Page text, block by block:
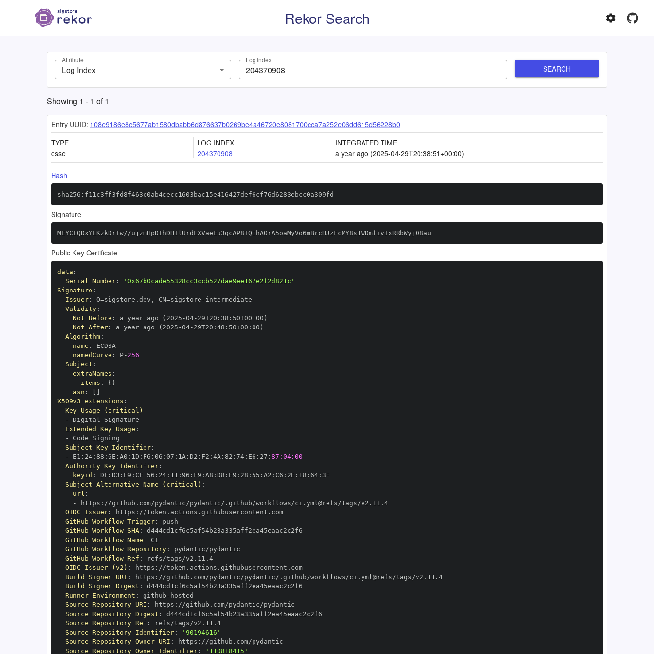
Rekor Search
Attribute
Log Index
Log Index
SEARCH
Showing 1 - 1 of1
Entry UUID: 108e9186e8c5677ab1580dbabb6d876637b0269be4a46720e8081700cca7a252e06dd615d56228b0
TYPE
dsse
LOG INDEX
204370908
INTEGRATED TIME
a year ago (2025-04-29T20:38:51+00:00)
Hash
sha256:f11c3ff3fd8f463c0ab4cecc1603bac15e416427def6cf76d6283ebcc0a309fd
Signature
MEYCIQDxYLKzkDrTw//ujzmHpDIhDHIlUrdLXVaeEu3gcAP8TQIhAOrA5oaMyVo6mBrcHJzFcMY8s1WDmfivIxRRbWyj08au
Public Key Certificate
data :
Serial Number:
'0x67b0cade55328cc3ccb527dae9ee167e2f2d821c'
Signature :
Issuer: O=sigstore.dev , CN=sigstore -
Validity:
Not Before : a year ago (2025 -04- 29T20 : 38 : 50+00 :
Not After: a year ago (2025 -04- 29T20 : 48 : 50+00 :
Algorithm:
name :
namedCurve : P- 256
Subject :
extraNames :
items : { }
asn :
X509v3 extensions :
Key Usage (critical) :
-
Extended Key Usage :
-
Subject Key Identifier:
-
E1 : 24: 88 : 6E : A0 : 1D : F6 : 06 : 07 : 1A : D2 : F2 : 4A : 82 : 74: E6 : 27 : 87:04:00
Authority Key Identifier:
keyid : DF : D3 : E9 : CF : 56 : 24: 11 : 96 : F9 : A8 : D8 : E9 : 28 : 55 : A2 : C6 : 2E : 18 : 64:
Subject Alternative Name (critical) :
url :
-
https :
//github.com/pydantic/pydantic/.github/workflows/ci.yml@refs/tags/v2.11.4
OIDC Issuer: https :
//token.actions.githubusercontent.com
GitHub Workflow Trigger:
GitHub Workflow SHA:
GitHub Workflow Name :
GitHub Workflow Repository:
GitHub Workflow Ref :
refs/tags/v2.11.4
OIDC Issuer (v2) : https :
//token.actions.githubusercontent.com
Build Signer URI : https :
//github.com/pydantic/pydantic/.github/workflows/ci.yml@refs/tags/v2.11.4
Build Signer Digest :
Runner Environment : github -
Source Repository URI : https :
Source Repository Digest :
Source Repository Ref :
refs/tags/v2.11.4
Source Repository Identifier:
'90194616'
Source Repository Owner URI : https :
Source Repository Owner Identifier: '110818415'